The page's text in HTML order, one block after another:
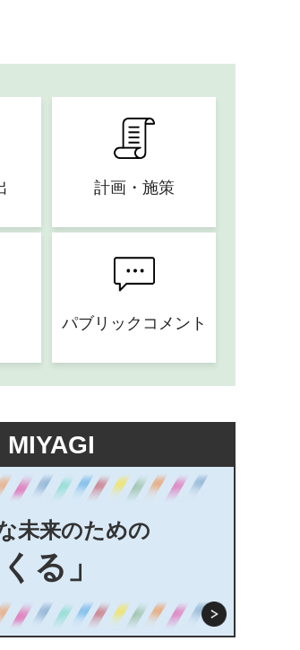
計画・施策
パブリックコメント
未来のための
る」